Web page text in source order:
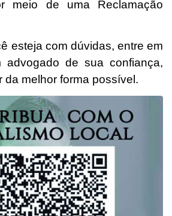
meio de uma Reclamação
esteja com dúvidas, entre em
advogado de sua confiança,
da melhor forma possível.